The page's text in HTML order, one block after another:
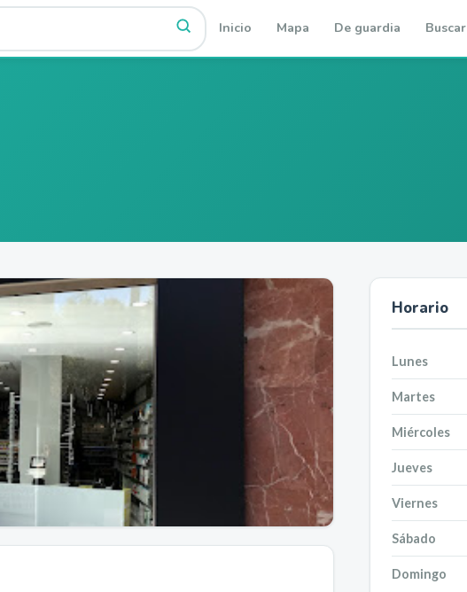
Inicio Mapa De guardia Buscar
Horario
Lunes
Martes
Miércoles
Jueves
Viernes
Sábado
Domingo